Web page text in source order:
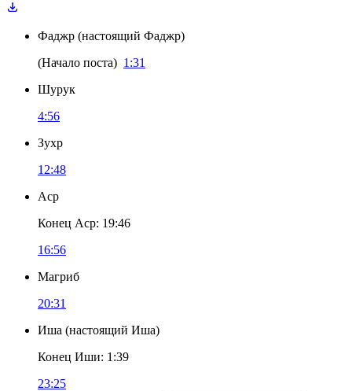
Фаджр (настоящий Фаджр)
(Начало поста) 1:31
Шурук
4:56
Зухр
12:48
Аср
Конец Аср: 19:46
16:56
Магриб
20:31
Иша (настоящий Иша)
Конец Иши: 1:39
23:25